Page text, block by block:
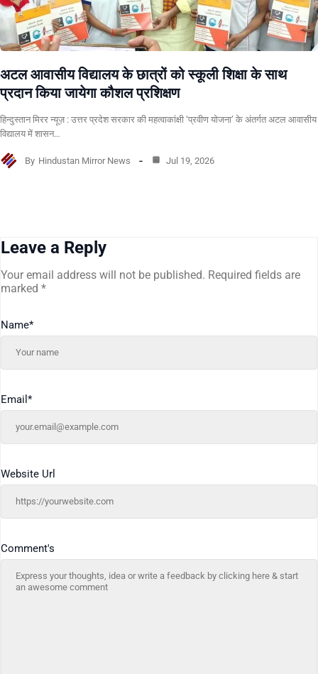
अटल आवासीय विद्यालय के छात्रों को स्कूली शिक्षा के साथ
प्रदान किया जायेगा कौशल प्रशिक्षण
हिन्दुस्तान मिरर न्यूज़ : उत्तर प्रदेश सरकार की महत्वाकांक्षी ‘प्रवीण योजना’ के अंतर्गत अटल आवासीय
विद्यालय में शासन…
By Hindustan Mirror News Jul 19, 2026
Leave a Reply
Your email address will not be published. Required fields are
marked *
Comment's
Name*
Email *
Website Url